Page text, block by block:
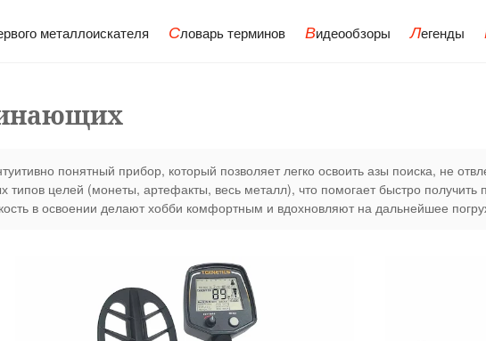
металлоискателя Словарь терминов Видеообзоры Легенды
понятный прибор, который позволяет легко освоить азы поиска, не
целей (монеты, артефакты, весь металл), что помогает быстро получить
в освоении делают хобби комфортным и вдохновляют на дальнейшее